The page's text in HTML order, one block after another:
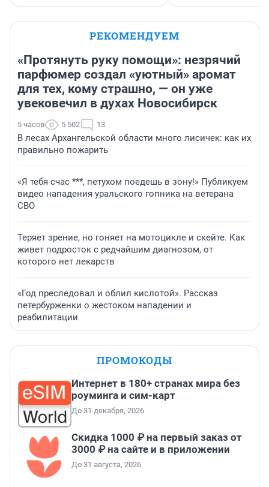
РЕКОМЕНДУЕМ
«Протянуть руку помощи»: незрячий
парфюмер создал «уютный» аромат
для тех, кому страшно, — он уже
увековечил в духах Новосибирск
5 часов 5 502 13
В лесах Архангельской области много лисичек: как их
правильно пожарить
«Я тебя счас ***, петухом поедешь в зону!» Публикуем
видео нападения уральского гопника на ветерана
СВО
Теряет зрение, но гоняет на мотоцикле и скейте. Как
живет подросток с редчайшим диагнозом, от
которого нет лекарств
«Год преследовал и облил кислотой». Рассказ
петербурженки о жестоком нападении и
реабилитации
ПРОМОКОДЫ
Интернет в 180+ странах мира без
роуминга и сим-карт
До 31 декабря, 2026
Скидка 1000 ₽ на первый заказ от
3000 ₽ на сайте и в приложении
До 31 августа, 2026